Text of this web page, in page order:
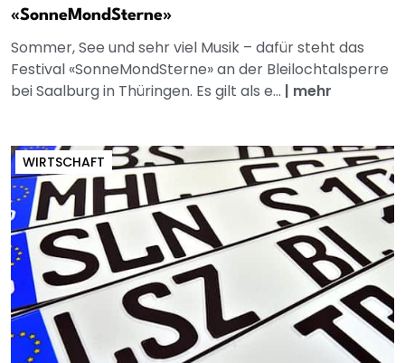
«SonneMondSterne»
Sommer, See und sehr viel Musik – dafür steht das
Festival «SonneMondSterne» an der Bleilochtalsperre
bei Saalburg in Thüringen. Es gilt als e... | mehr
WIRTSCHAFT